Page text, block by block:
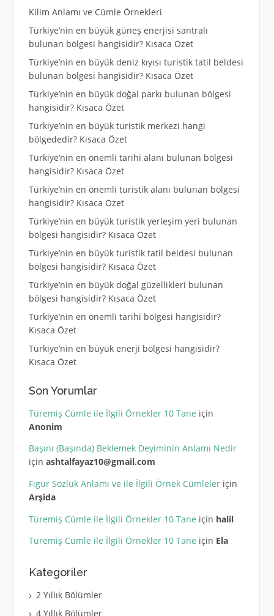
Kilim Anlamı ve Cümle Örnekleri
Türkiye’nin en büyük güneş enerjisi santralı
bulunan bölgesi hangisidir? Kısaca Özet
Türkiye’nin en büyük deniz kıyısı turistik tatil beldesi
bulunan bölgesi hangisidir? Kısaca Özet
Türkiye’nin en büyük doğal parkı bulunan bölgesi
hangisidir? Kısaca Özet
Türkiye’nin en büyük turistik merkezi hangi
bölgededir? Kısaca Özet
Türkiye’nin en önemli tarihi alanı bulunan bölgesi
hangisidir? Kısaca Özet
Türkiye’nin en önemli turistik alanı bulunan bölgesi
hangisidir? Kısaca Özet
Türkiye’nin en büyük turistik yerleşim yeri bulunan
bölgesi hangisidir? Kısaca Özet
Türkiye’nin en büyük turistik tatil beldesi bulunan
bölgesi hangisidir? Kısaca Özet
Türkiye’nin en büyük doğal güzellikleri bulunan
bölgesi hangisidir? Kısaca Özet
Türkiye’nin en önemli tarihi bölgesi hangisidir?
Kısaca Özet
Türkiye’nin en büyük enerji bölgesi hangisidir?
Kısaca Özet
Son Yorumlar
Türemiş Cümle ile İlgili Örnekler 10 Tane için
Anonim
Başını (Başında) Beklemek Deyiminin Anlamı Nedir
için ashtalfayaz10@gmail.com
Figür Sözlük Anlamı ve ile İlgili Örnek Cümleleriçin
Arşida
Türemiş Cümle ile İlgili Örnekler 10 Tane için halil
Türemiş Cümle ile İlgili Örnekler 10 Tane için Ela
Kategoriler
2 Yıllık Bölümler
4 Yıllık Bölümler